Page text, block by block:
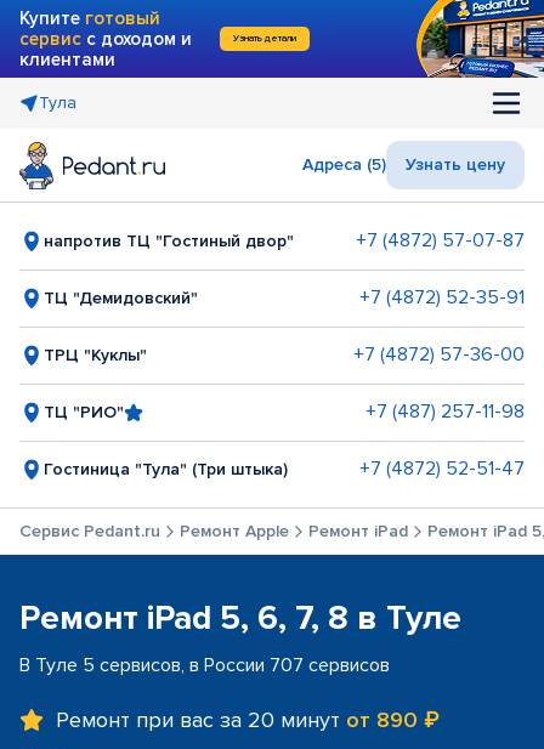
Купите готовый
сервис с доходом и
клиентами
Узнать детали
Тула
Адреса (5) Узнать цену
напротив ТЦ "Гостиный двор" +7 (4872) 57-07-87
ТЦ "Демидовский" +7 (4872) 52-35-91
ТРЦ "Куклы" +7 (4872) 57-36-00
ТЦ "РИО" +7 (487) 257-11-98
Гостиница "Тула" (Три штыка) +7 (4872) 52-51-47
Сервис Pedant.ru Ремонт Apple Ремонт iPad Ремонт iPad
Ремонт iPad 5, 6, 7, 8 в Туле
В Туле 5 сервисов, в России 707 сервисов
Ремонт при вас за 20 минут от 890 ₽